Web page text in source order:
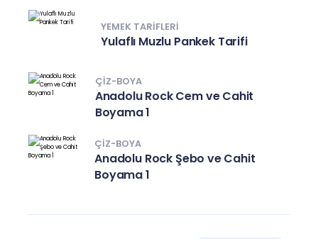
YEMEK TARIFLERI
Yulaflı Muzlu Pankek Tarifi
ÇIZ-BOYA
Anadolu Rock Cem ve Cahit
Boyama 1
ÇIZ-BOYA
Anadolu Rock Şebo ve Cahit
Boyama 1